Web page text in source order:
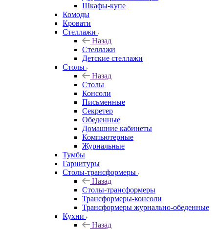
Шкафы-купе
Комоды
Кровати
Стеллажи
Назад
Стеллажи
Детские стеллажи
Столы
Назад
Столы
Консоли
Письменные
Секретер
Обеденные
Домашние кабинеты
Компьютерные
Журнальные
Тумбы
Гарнитуры
Столы-трансформеры
Назад
Столы-трансформеры
Трансформеры-консоли
Трансформеры журнально-обеденные
Кухни
Назад